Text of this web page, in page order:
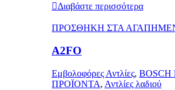
Διαβάστε περισσότερα
ΠΡΟΣΘΗΚΗ ΣΤΑ
A2FO
Εμβολοφόρες Αντλίες, BOSCH
ΠΡΟΪΟΝΤΑ, Αντλίες λαδιού